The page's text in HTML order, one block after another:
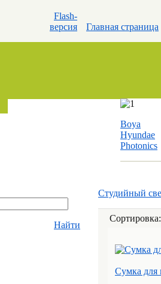
Flash-
версия
Главная страница
Boya
Hyundae
Photonics
Найти
Студийный
Сумка для